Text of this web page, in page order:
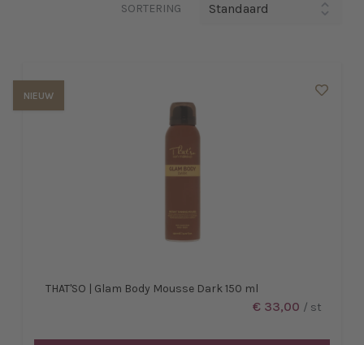
SORTERING
NIEUW
THAT'SO | Glam Body Mousse Dark 150 ml
€ 33,00 / st